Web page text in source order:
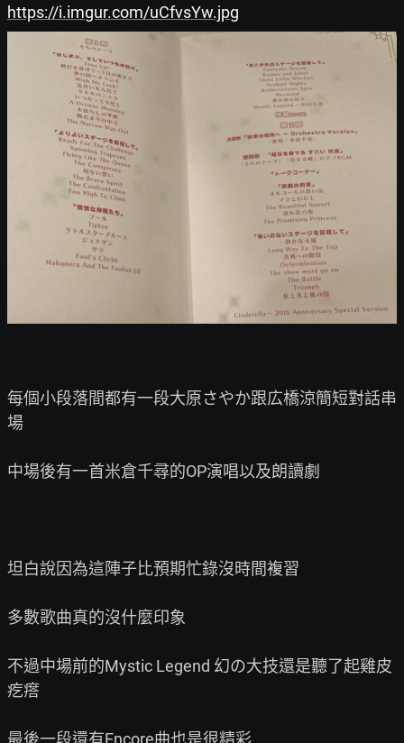
https://i.imgur.com/uCfvsYw.jpg
每個小段落間都有一段大原さやか跟広橋涼簡短對話串
場
中場後有一首米倉千尋的OP演唱以及朗讀劇
坦白說因為這陣子比預期忙錄沒時間複習
多數歌曲真的沒什麼印象
不過中場前的Mystic Legend 幻の大技還是聽了起雞皮
疙瘩
最後一段還有Encore曲也是很精彩